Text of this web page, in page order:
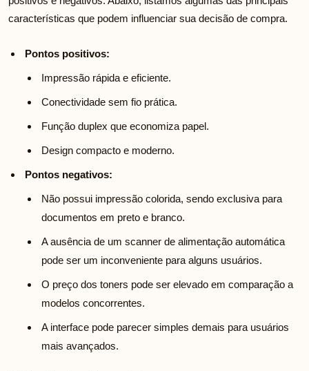
características que podem influenciar sua decisão de compra.
Pontos positivos:
Impressão rápida e eficiente.
Conectividade sem fio prática.
Função duplex que economiza papel.
Design compacto e moderno.
Pontos negativos:
Não possui impressão colorida, sendo exclusiva para
documentos em preto e branco.
A ausência de um scanner de alimentação automática
pode ser um inconveniente para alguns usuários.
O preço dos toners pode ser elevado em comparação a
modelos concorrentes.
A interface pode parecer simples demais para usuários
mais avançados.